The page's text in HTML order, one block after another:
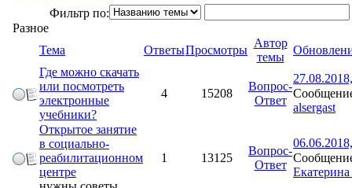
Фильтр по:
Разное
Тема
ОтветыПросмотры
Автор
темы
Где можно скачать
или посмотреть
электронные
учебники?
4 15208
Вопрос-
Ответ
alsergast
Открытое занятие
в социально-
реабилитационном
центре
1 13125
Вопрос-
Ответ